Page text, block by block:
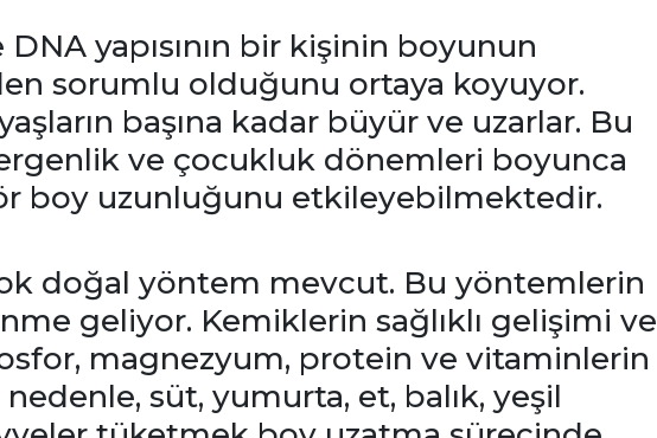
DNA yapısının bir kişinin boyunun
sorumlu olduğunu ortaya koyuyor.
başına kadar büyür ve uzarlar. Bu
ve çocukluk dönemleri boyunca
boy uzunluğunu etkileyebilmektedir.
doğal yöntem mevcut. Bu yöntemlerin
geliyor. Kemiklerin sağlıklı gelişimi ve
magnezyum, protein ve vitaminlerin
süt, yumurta, et, balık, yeşil